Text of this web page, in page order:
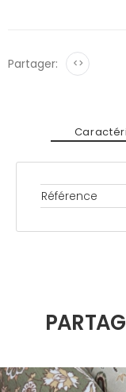
Partager: <>
Référence